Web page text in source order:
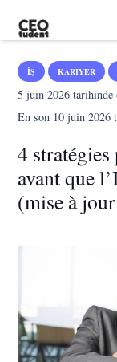
İŞ KARIYER
5 juin 2026 tarihinde
En son 10 juin 2026
4
avant que
(mise à